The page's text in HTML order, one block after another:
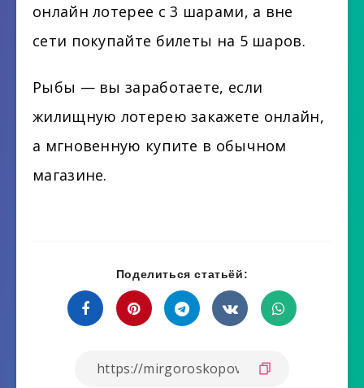
онлайн лотерее с 3 шарами, а вне
сети покупайте билеты на 5 шаров.
Рыбы — вы заработаете, если
жилищную лотерею закажете онлайн,
а мгновенную купите в обычном
магазине.
Поделиться статьёй: